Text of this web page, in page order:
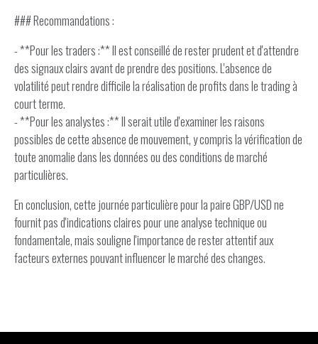
### Recommandations :
- **Pour les traders :** Il est conseillé de rester prudent et d'attendre
des signaux clairs avant de prendre des positions. L'absence de
volatilité peut rendre difficile la réalisation de profits dans le trading à
court terme.
- **Pour les analystes :** Il serait utile d'examiner les raisons
possibles de cette absence de mouvement, y compris la vérification de
toute anomalie dans les données ou des conditions de marché
particulières.
En conclusion, cette journée particulière pour la paire GBP/USD ne
fournit pas d'indications claires pour une analyse technique ou
fondamentale, mais souligne l'importance de rester attentif aux
facteurs externes pouvant influencer le marché des changes.